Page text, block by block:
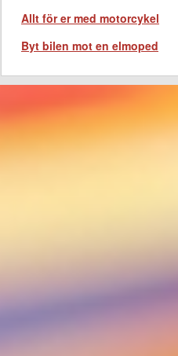
Allt för er med motorcykel
Byt bilen mot en elmoped